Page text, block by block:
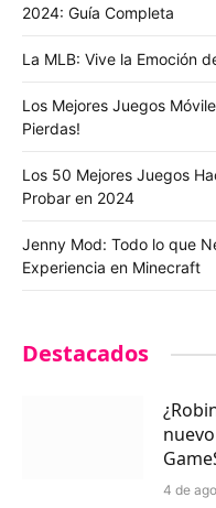
2024: Guía Completa
La MLB: Vive la Emoción
Los Mejores Juegos
Pierdas!
Los 50 Mejores Juegos
Probar en 2024
Jenny Mod: Todo lo que
Experiencia en Minecraft
Destacados
4 de